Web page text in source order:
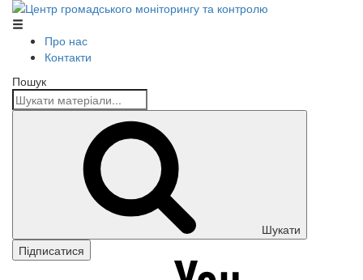
Центр громадського моніторингу та контролю
Про нас
Контакти
Пошук
Шукати
Підписатися